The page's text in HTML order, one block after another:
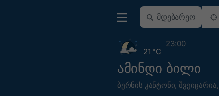
ამინდი ბილი
ბერნის კანტონი, შვეიცარია
21 °C
23:00